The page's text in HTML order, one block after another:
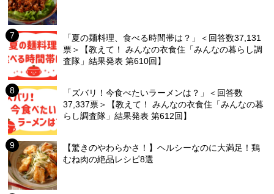
「夏の麺料理、食べる時間帯は？」＜回答数37,131
票＞【教えて！ みんなの衣食住「みんなの暮らし調
査隊」結果発表 第610回】
「ズバリ！今食べたいラーメンは？」＜回答数
37,337票＞【教えて！ みんなの衣食住「みんなの暮
らし調査隊」結果発表 第612回】
【驚きのやわらかさ！】ヘルシーなのに大満足！鶏
むね肉の絶品レシピ8選